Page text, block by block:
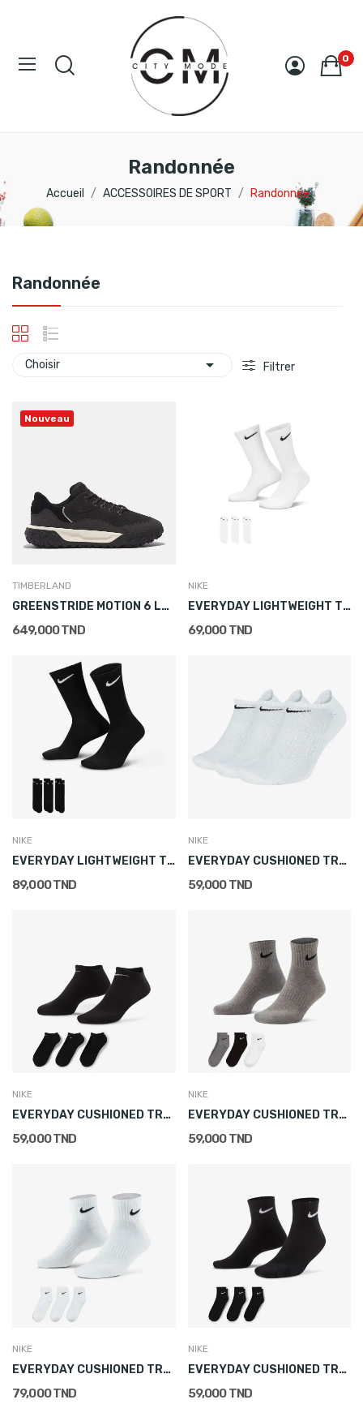
0
Randonnée
Accueil ACCESSOIRES DE SPORT Randonnée
Randonnée
Choisir  Filtrer
Nouveau
TIMBERLAND
GREENSTRIDE MOTION 6 LOW LACE UP HIKING BOOT...
649,000 TND
NIKE
EVERYDAY LIGHTWEIGHT TRAINING CREW SOCKS (3 PAIRS)
69,000 TND
NIKE
EVERYDAY LIGHTWEIGHT TRAINING CREW SOCKS (3 PAIRS)
89,000 TND
NIKE
EVERYDAY CUSHIONED TRAINING NO-SHOW SOCKS (3...
59,000 TND
NIKE
EVERYDAY CUSHIONED TRAINING NO-SHOW SOCKS (3...
59,000 TND
NIKE
EVERYDAY CUSHIONED TRAINING ANKLE SOCKS (3 PAIRS)
59,000 TND
NIKE
EVERYDAY CUSHIONED TRAINING ANKLE SOCKS (3 PAIRS)
79,000 TND
NIKE
EVERYDAY CUSHIONED TRAINING ANKLE SOCKS (3 PAIRS)
59,000 TND